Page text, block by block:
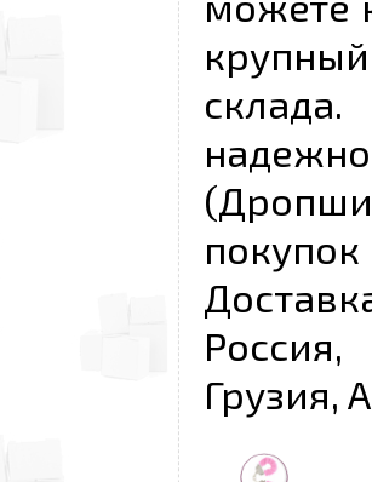
Грузия,